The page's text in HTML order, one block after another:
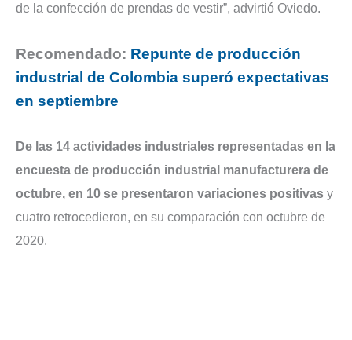
de la confección de prendas de vestir”, advirtió Oviedo.
Recomendado: Repunte de producción
industrial de Colombia superó expectativas
en septiembre
De las 14 actividades industriales representadas en la
encuesta de producción industrial manufacturera de
octubre, en 10 se presentaron variaciones positivas y
cuatro retrocedieron, en su comparación con octubre de
2020.